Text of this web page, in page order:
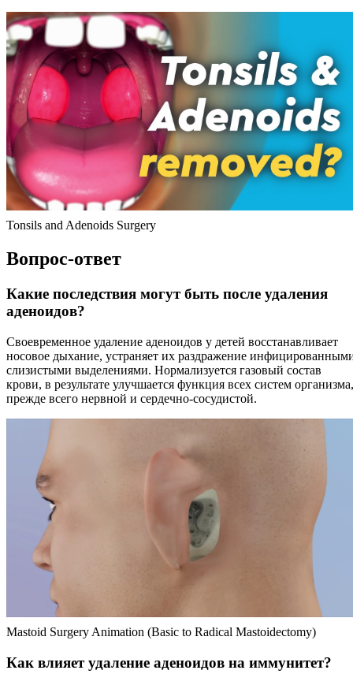
Tonsils and Adenoids Surgery
Вопрос-ответ
Какие последствия могут быть после удаления
аденоидов?
Своевременное удаление аденоидов у детей восстанавливает
носовое дыхание, устраняет их раздражение
слизистыми выделениями. Нормализуется газовый состав
крови, в результате улучшается функция всех систем организма,
прежде всего нервной и сердечно-сосудистой.
Mastoid Surgery Animation (Basic to Radical Mastoidectomy)
Как влияет удаление аденоидов на иммунитет?